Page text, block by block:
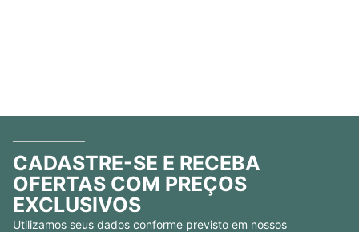
CADASTRE-SE E RECEBA
OFERTAS COM PREÇOS
EXCLUSIVOS
Utilizamos seus dados conforme previsto em nossos